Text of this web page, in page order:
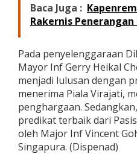
Baca Juga :
Rakernis Penerangan
Pada penyelenggaraan
Mayor Inf Gerry Heikal
menjadi lulusan dengan
menerima Piala Virajati,
penghargaan.
predikat terbaik dari
oleh Major Inf Vincent
Singapura. (Dispenad)